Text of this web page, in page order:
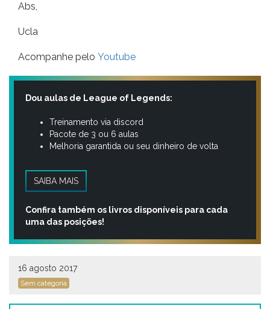
Abs,
Ucla
Acompanhe pelo Youtube
Dou aulas de League of Legends:
Treinamento via discord
Pacote de 3 ou 6 aulas
Melhoria garantida ou seu dinheiro de volta
SAIBA MAIS
Confira também os livros disponíveis para cada
uma das posições!
16 agosto 2017
Sem categoria